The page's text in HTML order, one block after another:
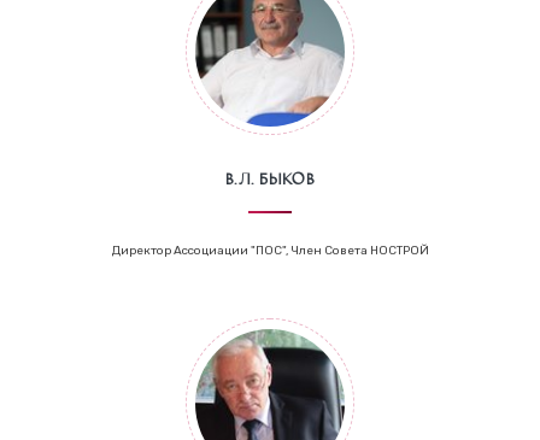
В.Л. Быков
Директор Ассоциации "ПОС", Член Совета НОСТРОЙ